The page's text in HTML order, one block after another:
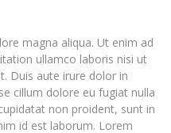
magna aliqua. Ut enim ad
ullamco laboris nisi ut
Duis aute irure dolor in
cillum dolore eu fugiat nulla
non proident, sunt in
id est laborum. Lorem